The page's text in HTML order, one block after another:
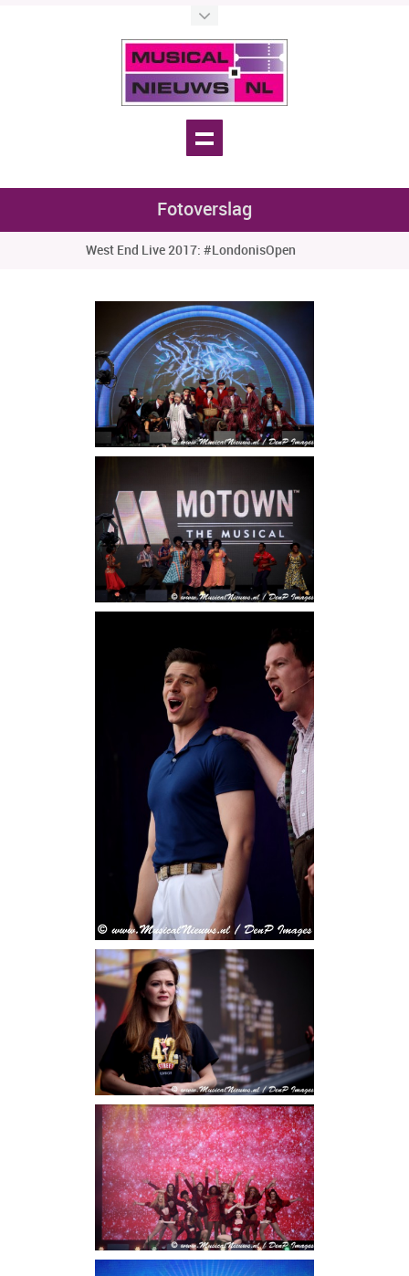
Fotoverslag
West End Live 2017: #LondonisOpen